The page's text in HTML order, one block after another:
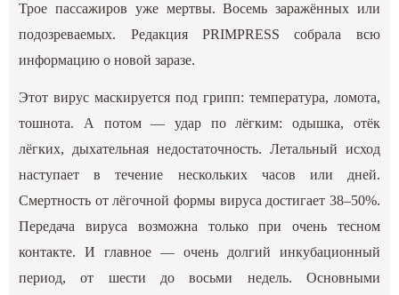
Трое пассажиров уже мертвы. Восемь заражённых или
подозреваемых. Редакция PRIMPRESS собрала всю
информацию о новой заразе.
Этот вирус маскируется под грипп: температура, ломота,
тошнота. А потом — удар по лёгким: одышка, отёк
лёгких, дыхательная недостаточность. Летальный исход
наступает в течение нескольких часов или дней.
Смертность от лёгочной формы вируса достигает 38–50%.
Передача вируса возможна только при очень тесном
контакте. И главное — очень долгий инкубационный
период, от шести до восьми недель. Основными